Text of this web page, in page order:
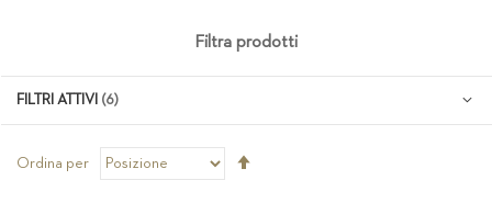
Ordina per
Filtra prodotti
FILTRI ATTIVI